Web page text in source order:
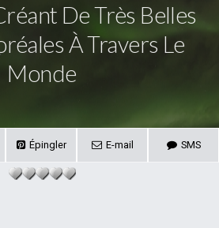
De Très Belles
À Travers Le
Monde
Épingler E-mail SMS